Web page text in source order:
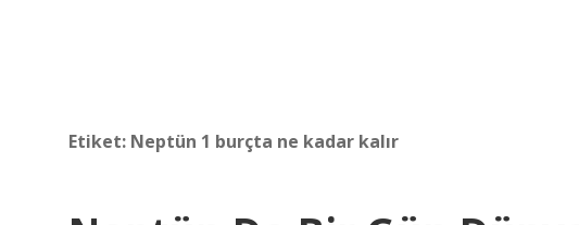
Etiket: Neptün 1 burçta ne kadar kalır